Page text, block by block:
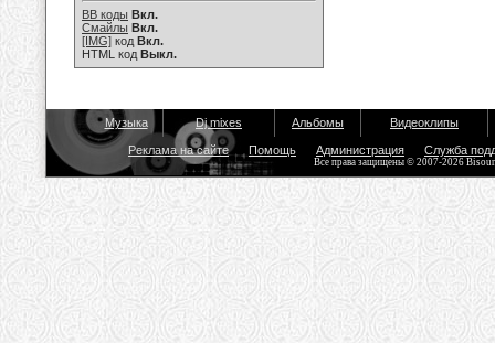
BB коды Вкл.
Смайлы Вкл.
[IMG] код Вкл.
HTML код Выкл.
Музыка Dj mixes Альбомы Видеоклипы
Реклама на сайте Помощь Администрация Служба
Все права защищены © 2007-2026